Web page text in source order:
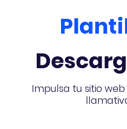
Impulsa tu sitio